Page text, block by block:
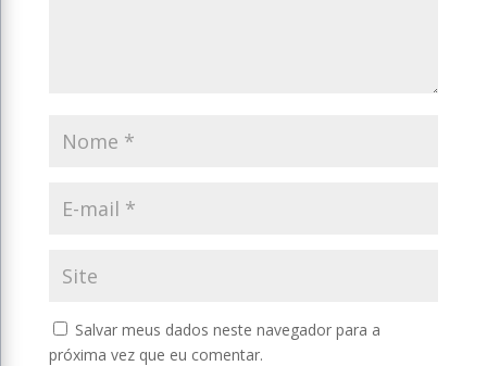
Salvar meus dados neste navegador para a
próxima vez que eu comentar.